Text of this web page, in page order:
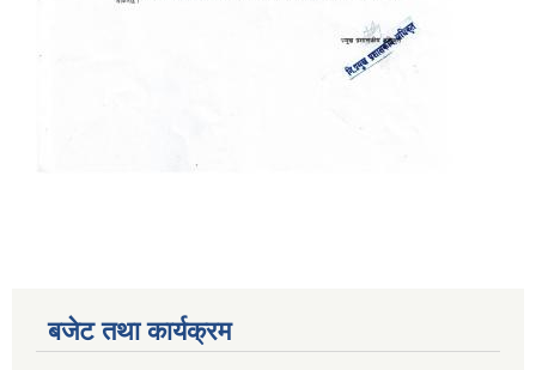
बजेट तथा कार्यक्रम